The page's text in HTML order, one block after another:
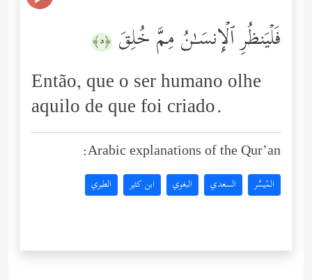
فَلۡیَنظُرِ ٱلۡإِنسَـٰنُ مِمَّ خُلِقَ ﴿٥﴾
Então, que o ser humano olhe
aquilo de que foi criado.
Arabic explanations of the Qur’an:
المُيسَّر السعدي البغوي ابن كثير الطبري